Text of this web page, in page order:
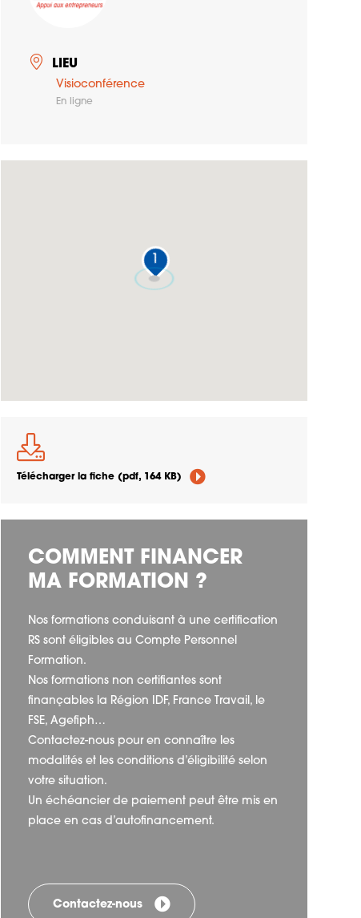
LIEU
Visioconférence
En ligne
1
Télécharger la fiche (pdf, 164 KB)
COMMENT FINANCER
MA FORMATION ?
Nos formations conduisant à une certification
RS sont éligibles au Compte Personnel
Formation.
Nos formations non certifiantes sont
finançables la Région IDF, France Travail, le
FSE, Agefiph…
Contactez-nous pour en connaître les
modalités et les conditions d’éligibilité selon
votre situation.
Un échéancier de paiement peut être mis en
place en cas d’autofinancement.
Contactez-nous